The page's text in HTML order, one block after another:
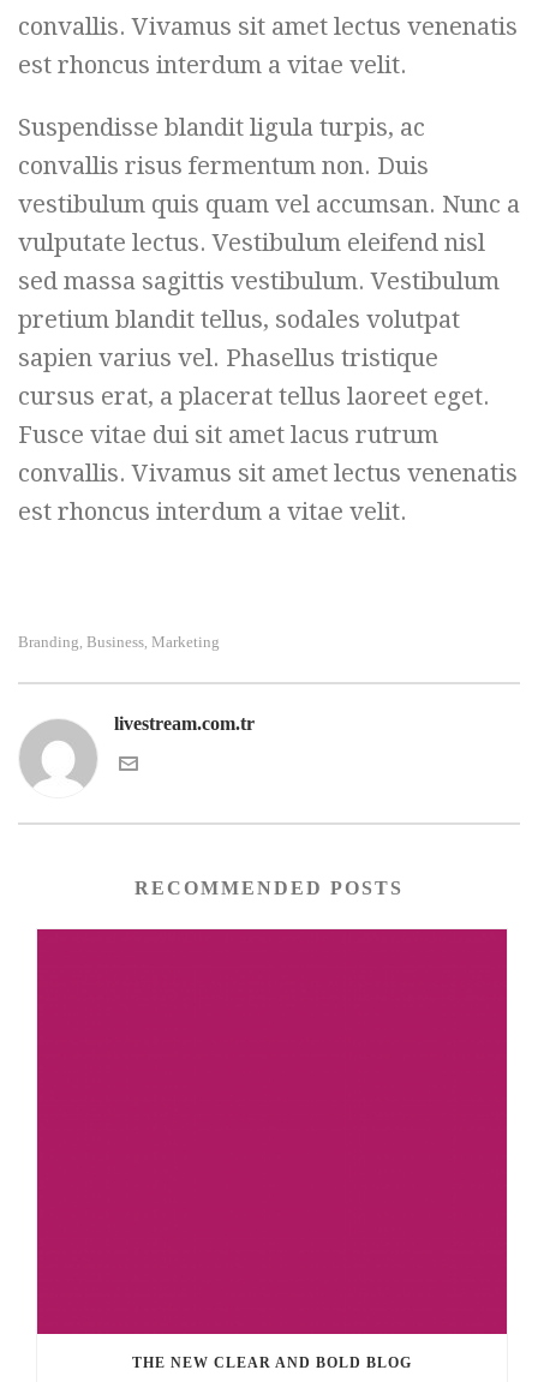
convallis. Vivamus sit amet lectus venenatis
est rhoncus interdum a vitae velit.
Suspendisse blandit ligula turpis, ac
convallis risus fermentum non. Duis
vestibulum quis quam vel accumsan. Nunc a
vulputate lectus. Vestibulum eleifend nisl
sed massa sagittis vestibulum. Vestibulum
pretium blandit tellus, sodales volutpat
sapien varius vel. Phasellus tristique
cursus erat, a placerat tellus laoreet eget.
Fusce vitae dui sit amet lacus rutrum
convallis. Vivamus sit amet lectus venenatis
est rhoncus interdum a vitae velit.
Branding, Business, Marketing
livestream.com.tr
RECOMMENDED POSTS
THE NEW CLEAR AND BOLD BLOG